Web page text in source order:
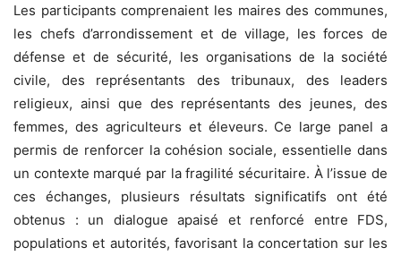
Les participants comprenaient les maires des communes,
les chefs d’arrondissement et de village, les forces de
défense et de sécurité, les organisations de la société
civile, des représentants des tribunaux, des leaders
religieux, ainsi que des représentants des jeunes, des
femmes, des agriculteurs et éleveurs. Ce large panel a
permis de renforcer la cohésion sociale, essentielle dans
un contexte marqué par la fragilité sécuritaire. À l’issue de
ces échanges, plusieurs résultats significatifs ont été
obtenus : un dialogue apaisé et renforcé entre FDS,
populations et autorités, favorisant la concertation sur les